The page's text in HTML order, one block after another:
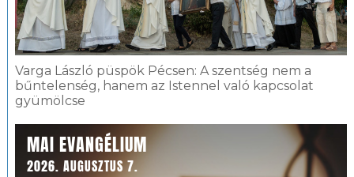
Varga László püspök Pécsen: A szentség nem a
bűntelenség, hanem az Istennel való kapcsolat
gyümölcse
MAI EVANGÉLIUM
2026. AUGUSZTUS 7.